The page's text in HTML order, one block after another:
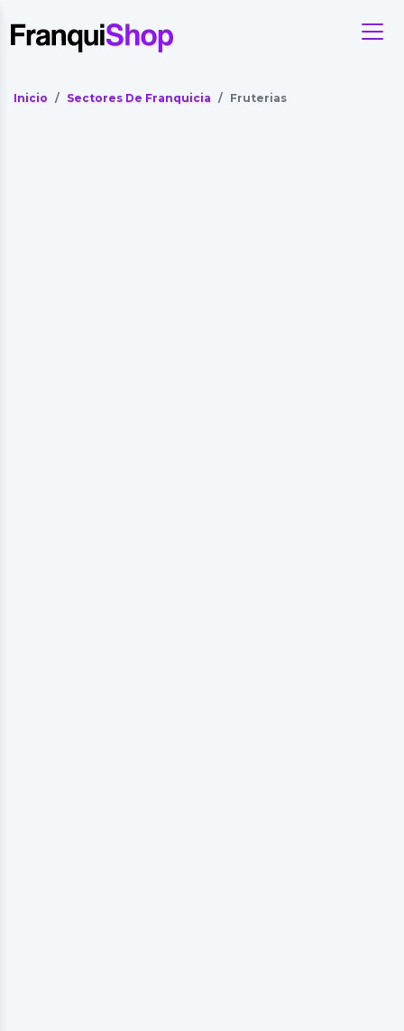
Inicio Sectores De Franquicia Fruterias